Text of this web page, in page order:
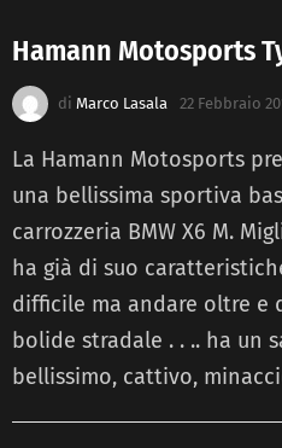
Latest
story
Hamann Motosports
di Marco Lasala 22 Febbraio
La Hamann Motosports
una bellissima sportiva
carrozzeria BMW X6 M.
ha già di suo
difficile ma andare oltre e
bolide stradale . . .. ha un
bellissimo, cattivo,